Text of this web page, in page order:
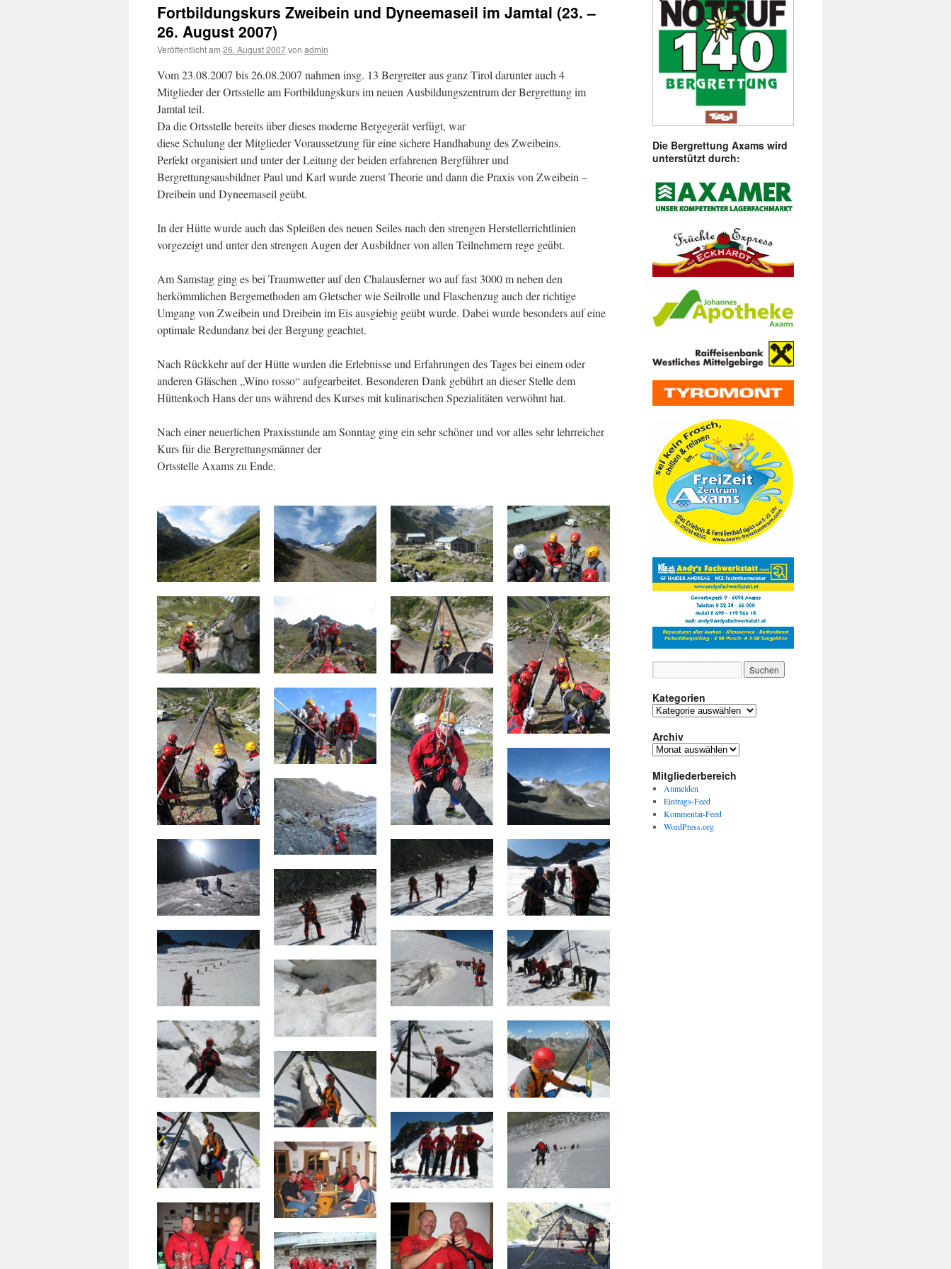
Fortbildungskurs Zweibein und Dyneemaseil im Jamtal (23. –
26. August 2007)
Veröffentlicht am 26. August 2007von admin
Vom 23.08.2007 bis 26.08.2007 nahmen insg. 13 Bergretter aus ganz Tirol darunter auch 4
Mitglieder der Ortsstelle am Fortbildungskurs im neuen Ausbildungszentrum der Bergrettung im
Jamtal teil.
Da die Ortsstelle bereits über dieses moderne Bergegerät verfügt, war
diese Schulung der Mitglieder Voraussetzung für eine sichere Handhabung des Zweibeins.
Perfekt organisiert und unter der Leitung der beiden erfahrenen Bergführer und
Bergrettungsausbildner Paul und Karl wurde zuerst Theorie und dann die Praxis von Zweibein –
Dreibein und Dyneemaseil geübt.
In der Hütte wurde auch das Spleißen des neuen Seiles nach den strengen Herstellerrichtlinien
vorgezeigt und unter den strengen Augen der Ausbildner von allen Teilnehmern rege geübt.
Am Samstag ging es bei Traumwetter auf den Chalausferner wo auf fast 3000 m neben den
herkömmlichen Bergemethoden am Gletscher wie Seilrolle und Flaschenzug auch der richtige
Umgang von Zweibein und Dreibein im Eis ausgiebig geübt wurde. Dabei wurde besonders auf eine
optimale Redundanz bei der Bergung geachtet.
Nach Rückkehr auf der Hütte wurden die Erlebnisse und Erfahrungen des Tages bei einem oder
anderen Gläschen „Wino rosso“ aufgearbeitet. Besonderen Dank gebührt an dieser Stelle dem
Hüttenkoch Hans der uns während des Kurses mit kulinarischen Spezialitäten verwöhnt hat.
Nach einer neuerlichen Praxisstunde am Sonntag ging ein sehr schöner und vor alles sehr lehrreicher
Kurs für die Bergrettungsmänner der
Ortsstelle Axams zu Ende.
Die Bergrettung Axams wird
unterstützt durch:
Kategorien
Kategorien
Archiv
Archiv
Mitgliederbereich
Anmelden
Eintrags-Feed
Kommentar-Feed
WordPress.org